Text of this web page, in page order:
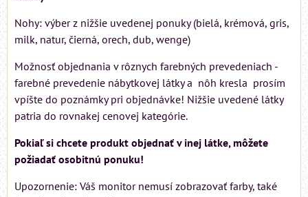
Nohy: výber z nižšie uvedenej ponuky (bielá, krémová, gris,
milk, natur, čierná, orech, dub, wenge)
Možnosť objednania v rôznych farebných prevedeniach -
farebné prevedenie nábytkovej látky a nôh kresla prosím
vpíšte do poznámky pri objednávke! Nižšie uvedené látky
patria do rovnakej cenovej kategórie.
Pokiaľ si chcete produkt objednať v inej látke, môžete
požiadať osobitnú ponuku!
Upozornenie: Váš monitor nemusí zobrazovať farby, také